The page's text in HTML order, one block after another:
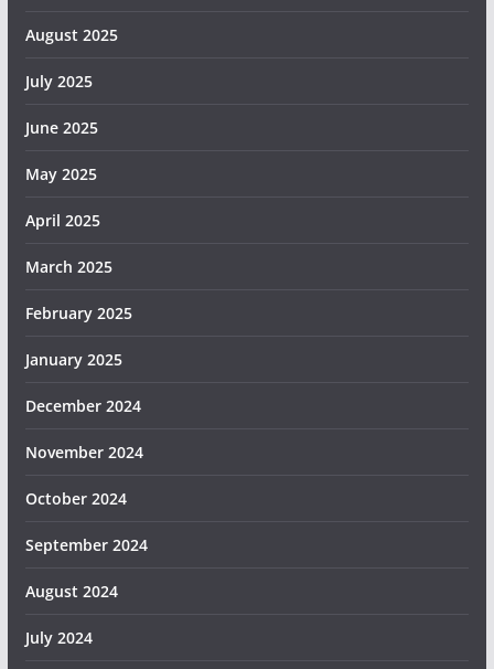
August 2025
July 2025
June 2025
May 2025
April 2025
March 2025
February 2025
January 2025
December 2024
November 2024
October 2024
September 2024
August 2024
July 2024